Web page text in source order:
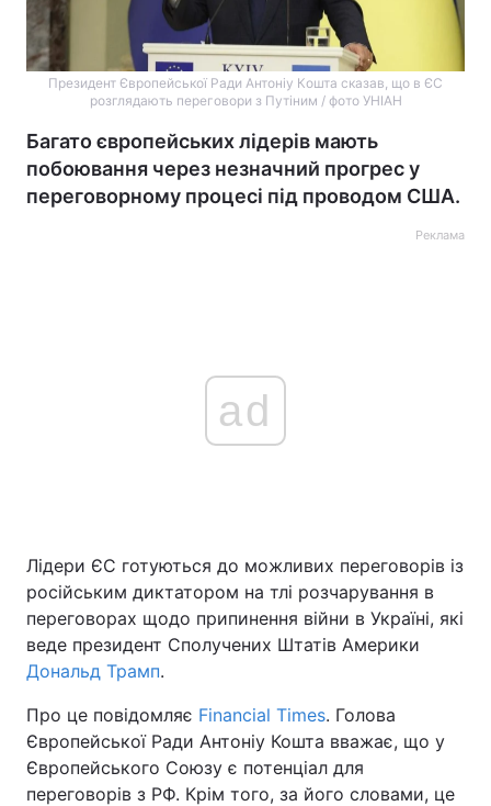
Президент Європейської Ради Антоніу Кошта сказав, що в ЄС
розглядають переговори з Путіним / фото УНІАН
Багато європейських лідерів мають
побоювання через незначний прогрес у
переговорному процесі під проводом США.
Реклама
ad
Лідери ЄС готуються до можливих переговорів із
російським диктатором на тлі розчарування в
переговорах щодо припинення війни в Україні, які
веде президент Сполучених Штатів Америки
Дональд Трамп.
Про це повідомляє Financial Times. Голова
Європейської Ради Антоніу Кошта вважає, що у
Європейського Союзу є потенціал для
переговорів з РФ. Крім того, за його словами, це